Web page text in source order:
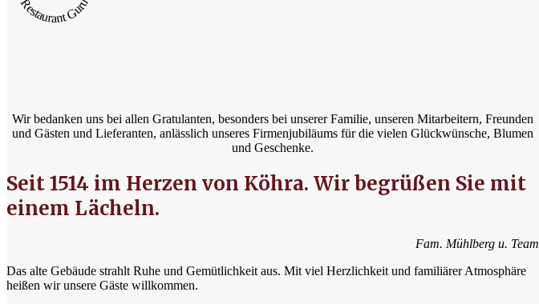
Restaurant Guru
Wir bedanken uns bei allen Gratulanten, besonders bei unserer Familie, unseren Mitarbeitern, Freunden
und Gästen und Lieferanten, anlässlich unseres Firmenjubiläums für die vielen Glückwünsche, Blumen
und Geschenke.
Seit 1514 im Herzen von Köhra. Wir begrüßen Sie mit
einem Lächeln.
Fam. Mühlberg u. Team
Das alte Gebäude strahlt Ruhe und Gemütlichkeit aus. Mit viel Herzlichkeit und familiärer Atmosphäre
heißen wir unsere Gäste willkommen.